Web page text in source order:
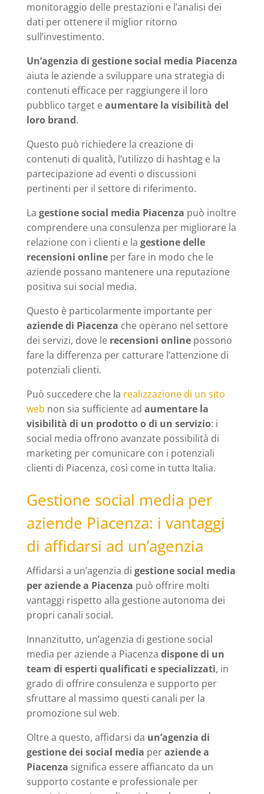
monitoraggio delle prestazioni e l’analisi dei
dati per ottenere il miglior ritorno
sull’investimento.
Un’agenzia di gestione social media Piacenza
aiuta le aziende a sviluppare una strategia di
contenuti efficace per raggiungere il loro
pubblico target eaumentare la visibilità del
loro brand.
Questo può richiedere la creazione di
contenuti di qualità, l’utilizzo di hashtag e la
partecipazione ad eventi o discussioni
pertinenti per il settore di riferimento.
La gestione social media Piacenza può inoltre
comprendere una consulenza per migliorare la
relazione con i clienti e la gestione delle
recensioni onlineper fare in modo che le
aziende possano mantenere una reputazione
positiva sui social media.
Questo è particolarmente importante per
aziende di Piacenza che operano nel settore
dei servizi, dove le recensioni onlinepossono
fare la differenza per catturare l’attenzione di
potenziali clienti.
Può succedere che la realizzazione di un sito
web non sia sufficiente ad aumentare la
visibilità di un prodotto o di un servizio: i
social media offrono avanzate possibilità di
marketing per comunicare con i potenziali
clienti di Piacenza, così come in tutta Italia.
Gestione social media per
aziende Piacenza: i vantaggi
di affidarsi ad un’agenzia
Affidarsi a un’agenzia di gestione social media
per aziende a Piacenza può offrire molti
vantaggi rispetto alla gestione autonoma dei
propri canali social.
Innanzitutto, un’agenzia di gestione social
media per aziende a Piacenza dispone di un
team di esperti qualificati e specializzati, in
grado di offrire consulenza e supporto per
sfruttare al massimo questi canali per la
promozione sul web.
Oltre a questo, affidarsi da un’agenzia di
gestione dei social media peraziende a
Piacenza significa essere affiancato da un
supporto costante e professionale per